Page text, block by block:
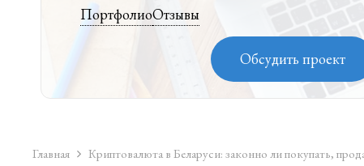
ПортфолиоОтзывы
Обсудить проект
Главная Криптовалюта в Беларуси: законно ли покупать,